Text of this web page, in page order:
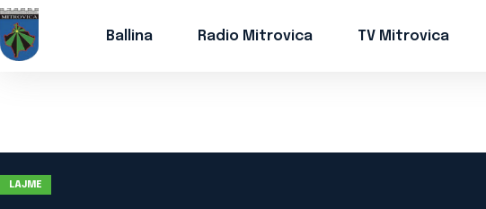
Ballina Radio Mitrovica TV Mitrovica
LAJME